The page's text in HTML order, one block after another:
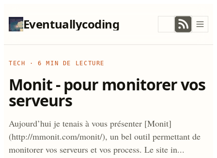
Eventuallycoding
TECH ·6 MIN DE LECTURE
Monit - pour monitorer vos
serveurs
Aujourd’hui je tenais à vous présenter [Monit]
(http://mmonit.com/monit/), un bel outil permettant de
monitorer vos serveurs et vos process. Le site in...